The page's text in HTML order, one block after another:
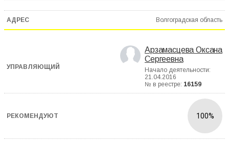
Волгоградская область
Арзамасцева Оксана
Сергеевна
Начало деятельности:
21.04.2016
№ в реестре: 16159
100%